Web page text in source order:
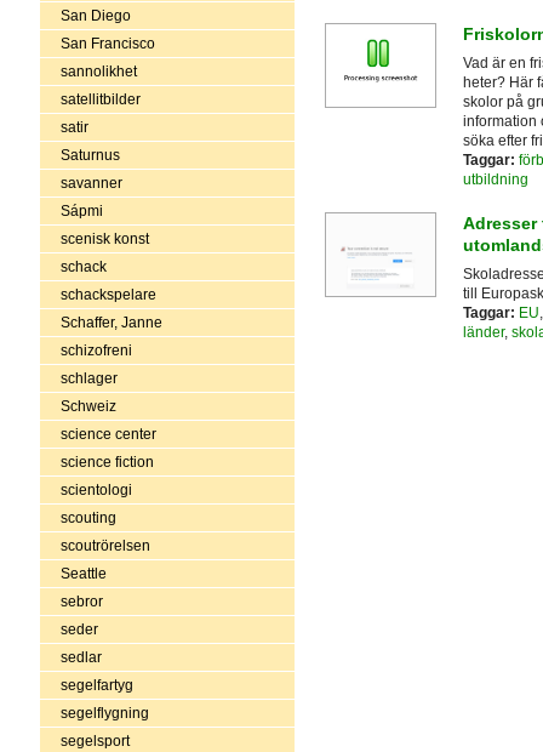
San Diego
San Francisco
sannolikhet
satellitbilder
satir
Saturnus
savanner
Sápmi
scenisk konst
schack
schackspelare
Schaffer, Janne
schizofreni
schlager
Schweiz
science center
science fiction
scientologi
scouting
scoutrörelsen
Seattle
sebror
seder
sedlar
segelfartyg
segelflygning
segelsport
Vad är en
heter? Här
skolor på
information
söka efter
Taggar:
utbildning
Adresser
till
Taggar: EU
länder,